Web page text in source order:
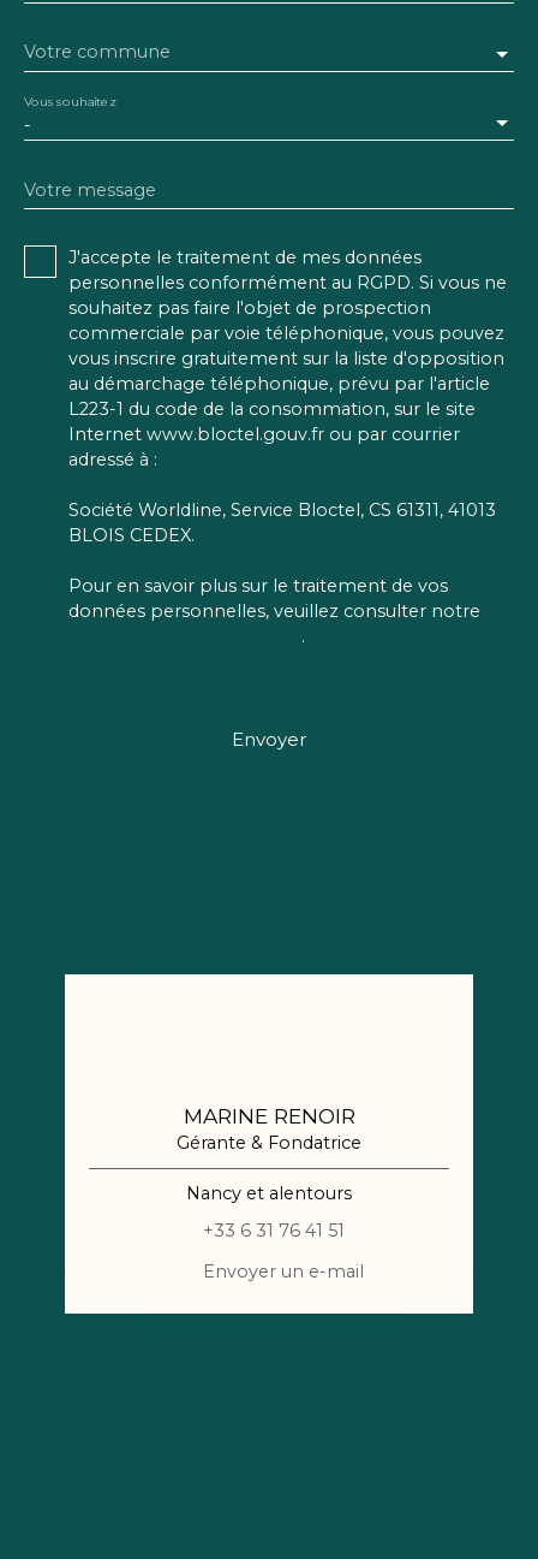
Votre commune
-
Vous souhaitez
Votre message
J'accepte le traitement de mes données
personnelles conformément au RGPD. Si vous ne
souhaitez pas faire l'objet de prospection
commerciale par voie téléphonique, vous pouvez
vous inscrire gratuitement sur la liste d'opposition
au démarchage téléphonique, prévu par l'article
L223-1 du code de la consommation, sur le site
Internet www.bloctel.gouv.fr ou par courrier
adressé à :
Société Worldline, Service Bloctel, CS 61311, 41013
BLOIS CEDEX.
Pour en savoir plus sur le traitement de vos
données personnelles, veuillez consulter notre
.
Envoyer
MARINE RENOIR
Gérante & Fondatrice
Nancy et alentours
+33 6 31 76 41 51
Envoyer un e-mail